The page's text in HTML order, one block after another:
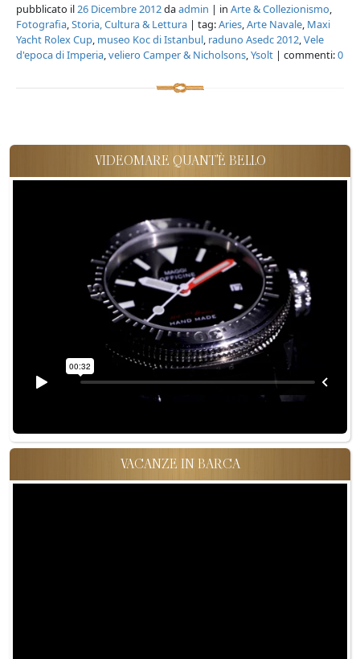
pubblicato il26 Dicembre 2012daadmin | in Arte & Collezionismo,
Fotografia,Storia, Cultura & Lettura | tag:Aries,Arte Navale, Maxi
Yacht Rolex Cup, museo Koc di Istanbul, raduno Asedc 2012,Vele
d'epoca di Imperia,veliero Camper & Nicholsons,Ysolt | commenti:0
VIDEOMARE QUANT'È BELLO
VACANZE IN BARCA